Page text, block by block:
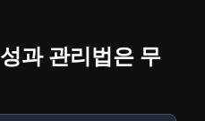
과 관리법은 무